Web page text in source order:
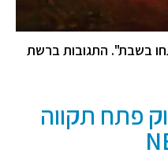
בשבת". התגובות ברשת
פתח תקווה